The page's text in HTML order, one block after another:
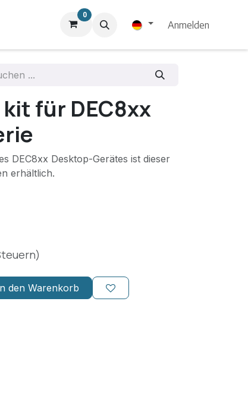
0
Anmelden
für DEC8xx
DEC8xx Desktop-Gerätes ist dieser
erhältlich.
den Warenkorb